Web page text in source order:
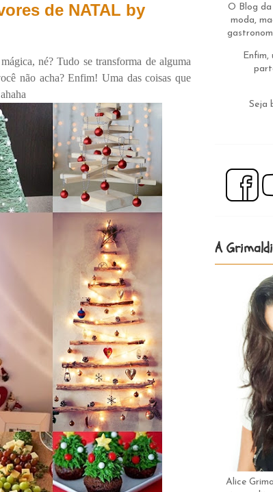
de NATAL by
né? Tudo se transforma de alguma
não acha? Enfim! Uma das coisas que
O Blog da
moda,
Enfim,
Seja
A Grimaldi
Alice